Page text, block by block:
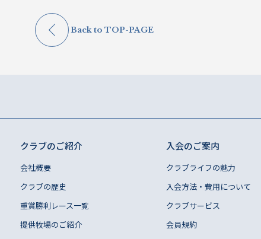
Back to TOP-PAGE
クラブのご紹介
会社概要
クラブの歴史
重賞勝利レース一覧
提供牧場のご紹介
入会のご案内
クラブライフの魅力
入会方法・費用について
クラブサービス
会員規約